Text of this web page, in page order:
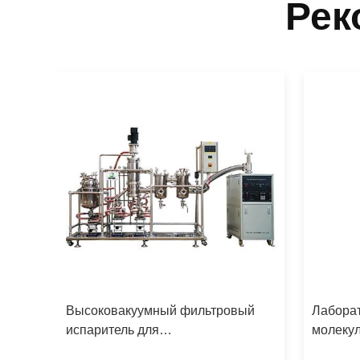
Высоковакуумный фильтровый
испаритель для